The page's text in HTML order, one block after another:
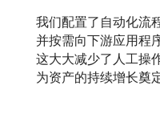
我们配置了自动化流
并按需向下游应用程
这大大减少了人工操
为资产的持续增长奠